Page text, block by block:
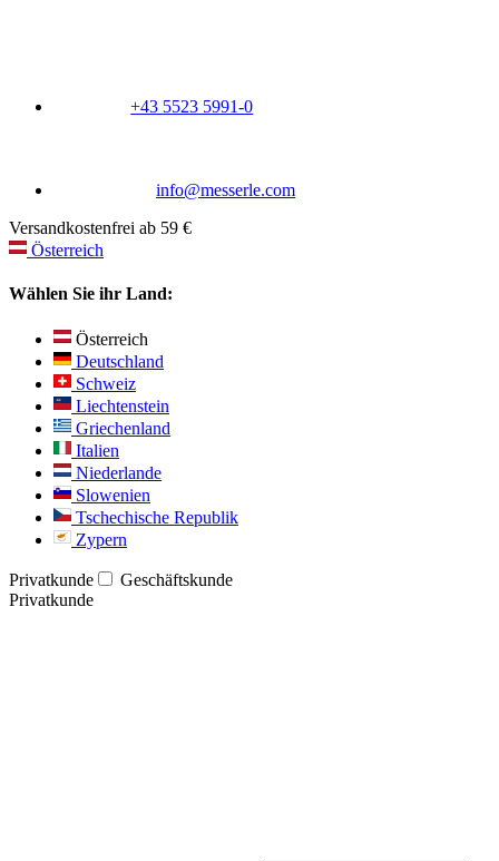
+43 5523 5991-0
info@messerle.com
Versandkostenfrei ab 59 €
Österreich
Wählen Sie ihr Land:
Österreich
Deutschland
Schweiz
Liechtenstein
Griechenland
Italien
Niederlande
Slowenien
Tschechische Republik
Zypern
Privatkunde
Geschäftskunde
Privatkunde